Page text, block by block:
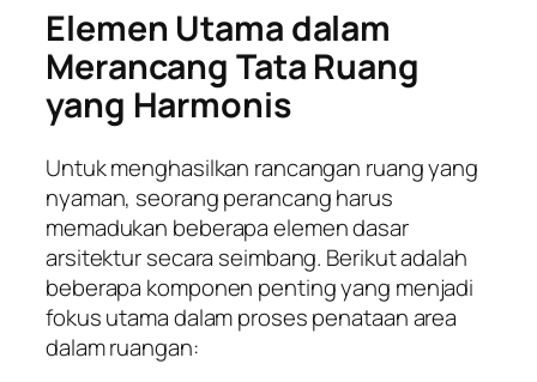
Elemen Utama dalam
Merancang Tata Ruang
yang Harmonis
Untuk menghasilkan rancangan ruang yang
nyaman, seorang perancang harus
memadukan beberapa elemen dasar
arsitektur secara seimbang. Berikut adalah
beberapa komponen penting yang menjadi
fokus utama dalam proses penataan area
dalam ruangan: